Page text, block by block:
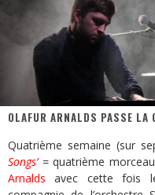
OLAFUR ARNALDS PASSE LA
Quatrième semaine (sur
Songs’=quatrième
Arnalds avec cette fois